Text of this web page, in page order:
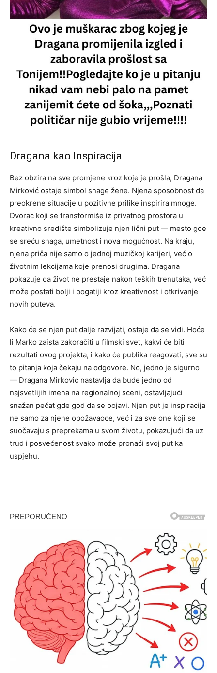
Dragana kao Inspiracija
Bez obzira na sve promjene kroz koje je prošla, Dragana
Mirković ostaje simbol snage žene. Njena sposobnost da
preokrene situacije u pozitivne prilike inspirira mnoge.
Dvorac koji se transformiše iz privatnog prostora u
kreativno središte simbolizuje njen lični put — mesto gde
se sreću snaga, umetnost i nova mogućnost. Na kraju,
njena priča nije samo o jednoj muzičkoj karijeri, već o
životnim lekcijama koje prenosi drugima. Dragana
pokazuje da život ne prestaje nakon teških trenutaka, već
može postati bolji i bogatiji kroz kreativnost i otkrivanje
novih puteva.
Kako će se njen put dalje razvijati, ostaje da se vidi. Hoće
li Marko zaista zakoračiti u filmski svet, kakvi će biti
rezultati ovog projekta, i kako će publika reagovati, sve su
to pitanja koja čekaju na odgovore. No, jedno je sigurno
— Dragana Mirković nastavlja da bude jedno od
najsvetlijih imena na regionalnoj sceni, ostavljajući
snažan pečat gde god da se pojavi. Njen put je inspiracija
ne samo za njene obožavaoce, već i za sve one koji se
suočavaju s preprekama u svom životu, pokazujući da uz
trud i posvećenost svako može pronaći svoj put ka
uspjehu.